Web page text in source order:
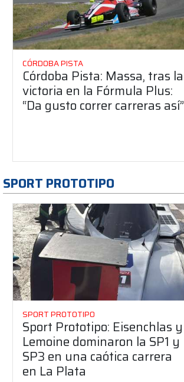
CÓRDOBA PISTA
Córdoba Pista: Massa, tras la
victoria en la Fórmula Plus:
“Da gusto correr carreras así”
SPORT PROTOTIPO
SPORT PROTOTIPO
Sport Prototipo: Eisenchlas y
Lemoine dominaron la SP1 y
SP3 en una caótica carrera
en La Plata